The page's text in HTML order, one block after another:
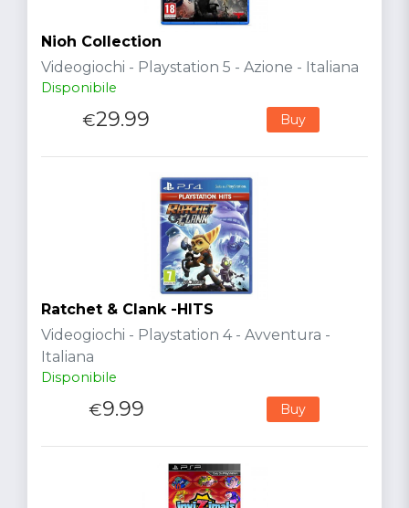
Nioh Collection
Videogiochi - Playstation 5 - Azione - Italiana
Disponibile
€29.99 Buy
Ratchet & Clank -HITS
Videogiochi - Playstation 4 - Avventura -
Italiana
Disponibile
€9.99 Buy